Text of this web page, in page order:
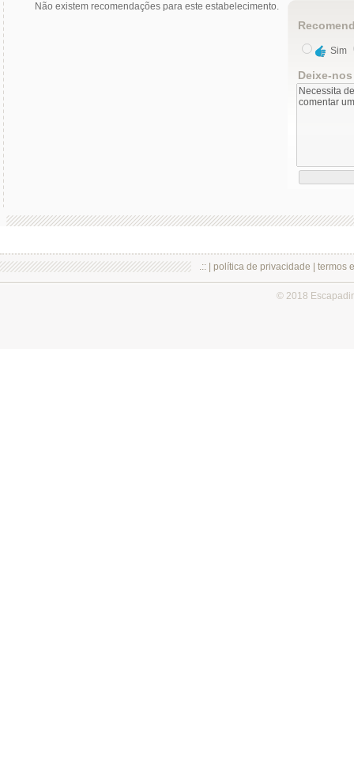
Não existem recomendações para este estabelecimento.
Sim
Deixe-
.:: | política de privacidade termos
© 2018